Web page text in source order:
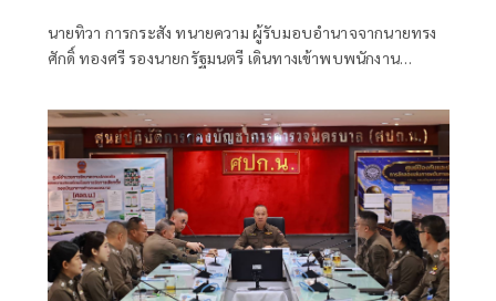
นายทิวา การกระสัง ทนายความ ผู้รับมอบอำนาจจากนายทรง
ศักดิ์ ทองศรี รองนายกรัฐมนตรี เดินทางเข้าพบพนักงาน